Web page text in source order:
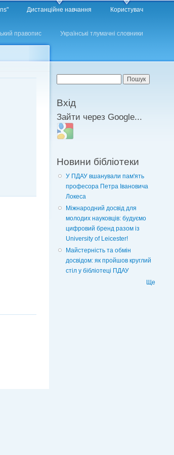
Дистанційне навчання Користувач
правопис Українські тлумачні словники
Пошукова форма
Вхід
Зайти через Google...
Login with Google
Новини бібліотеки
У ПДАУ вшанували пам'ять
професора Петра Івановича
Локеса
Міжнародний досвід для
молодих науковців: будуємо
цифровий бренд разом із
University of Leicester!
Майстерність та обмін
досвідом: як пройшов круглий
стіл у бібліотеці ПДАУ
Ще